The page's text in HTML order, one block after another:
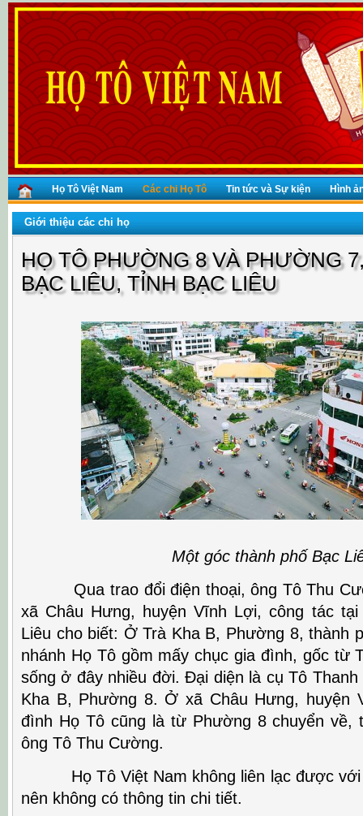
Họ Tô Việt Nam Các chi Họ Tô Tin tức và Sự kiện Hình
Giới thiệu các chi họ
HỌ TÔ PHƯỜNG 8 VÀ PHƯỜNG
BẠC LIÊU, TỈNH BẠC LIÊU
Một góc thành phố Bạc Liêu
Qua trao đổi điện thoại, ông Tô Thu
xã Châu Hưng, huyện Vĩnh Lợi, công tác
Liêu cho biết: Ở Trà Kha B, Phường 8, thành
nhánh Họ Tô gồm mấy chục gia đình, gốc từ
sống ở đây nhiều đời. Đại diện là cụ Tô
Kha B, Phường 8. Ở xã Châu Hưng, huyện
đình Họ Tô cũng là từ Phường 8 chuyển về,
ông Tô Thu Cường.
Họ Tô Việt Nam không liên lạc được với
nên không có thông tin chi tiết.